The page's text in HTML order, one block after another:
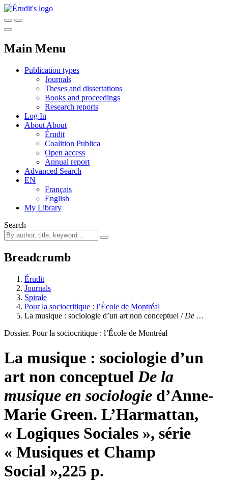
Main Menu
Publication types
Journals
Theses and dissertations
Books and proceedings
Research reports
Log In
About About
Érudit
Coalition Publica
Open access
Annual report
Advanced Search
EN
Français
English
My Library
Search
Breadcrumb
Érudit
Journals
Spirale
Pour la sociocritique : l’École de Montréal
La musique : sociologie d’un art non conceptuel / De …
Dossier. Pour la sociocritique : l’École de Montréal
La musique : sociologie d’un
art non conceptuel De la
musique en sociologie d’Anne-
Marie Green. L’Harmattan,
« Logiques Sociales », série
« Musiques et Champ
Social »,225 p.